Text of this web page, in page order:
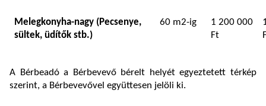
Melegkonyha-nagy (Pecsenye,
sültek, üdítők stb.)
60 m2-ig
1 200 000
Ft
A Bérbeadó a Bérbevevő bérelt helyét egyeztetett térkép
szerint, a Bérbevevővel együttesen jelöli ki.